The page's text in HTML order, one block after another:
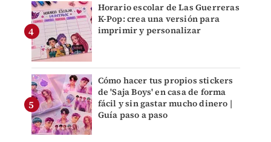
Horario escolar de Las Guerreras
K-Pop: crea una versión para
imprimir y personalizar
Cómo hacer tus propios stickers
de 'Saja Boys' en casa de forma
fácil y sin gastar mucho dinero |
Guía paso a paso